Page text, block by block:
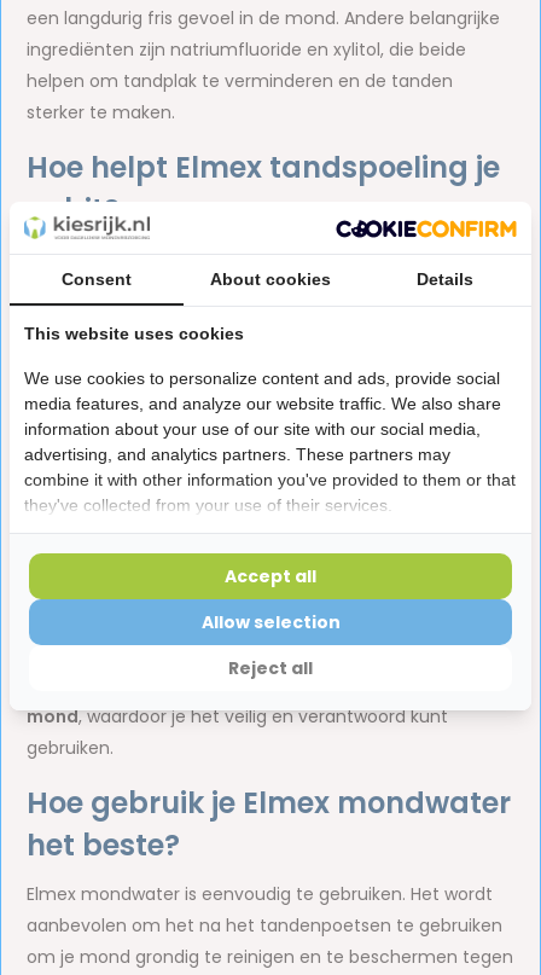
een langdurig fris gevoel in de mond. Andere belangrijke
ingrediënten zijn natriumfluoride en xylitol, die beide
helpen om tandplak te verminderen en de tanden
sterker te maken.
Hoe helpt Elmex tandspoeling je
gebit?
Er zijn veel voordelen verbonden aan het gebruik van
Elmex mondwater
. Eén van de belangrijkste voordelen is
dat het helpt om je mondgezondheid te verbeteren door
dat soort gebitsproblemen zit natuurlijk niemand te
wachten. Daarnaast zorgt Elmex tandspoeling ervoor dat
je mond fris en schoon aanvoelt en biedt het een
langdurige bescherming tegen bacteriën.
Elmex mondwater is geschikt voor mensen met
gevoelige tanden en tandvlees. Het bevat geen alcohol
en heeft een zachte, verfrissende smaak. Dit maakt het
een goede keuze voor mensen die last hebben van
mondwater veroorzaakt namelijk
mond, waardoor je het veilig en verantwoord kunt
gebruiken.
Hoe gebruik je Elmex mondwater
het beste?
Elmex mondwater is eenvoudig te gebruiken. Het wordt
aanbevolen om het na het tandenpoetsen te gebruiken
om je mond grondig te reinigen en te beschermen tegen
Consent About cookies Details
This website uses cookies
We use cookies to personalize content and ads, provide social
media features, and analyze our website traffic. We also share
information about your use of our site with our social media,
advertising, and analytics partners. These partners may
combine it with other information you've provided to them or that
they've collected from your use of their services.
Reject all
Allow selection
Accept all